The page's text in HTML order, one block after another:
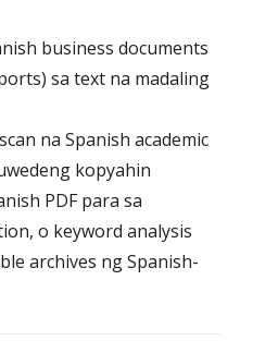
business documents
sa text na madaling
na Spanish academic
kopyahin
PDF para sa
o keyword analysis
archives ng Spanish-